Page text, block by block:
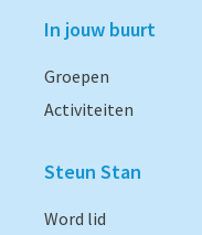
In jouw buurt
Groepen
Activiteiten
Steun Stan
Word lid